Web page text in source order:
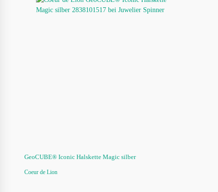
GeoCUBE® Iconic Halskette Magic silber
Coeur de Lion